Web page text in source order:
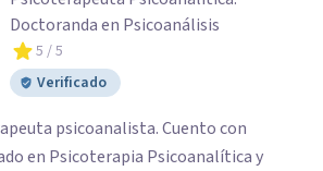
Doctoranda en Psicoanálisis
5 / 5
Verificado
psicoanalista. Cuento con
en Psicoterapia Psicoanalítica y